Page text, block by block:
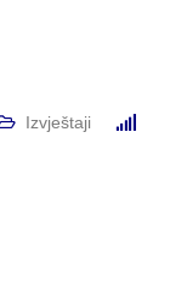
Izvještaji